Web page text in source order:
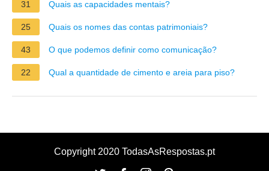
31 Quais as capacidades mentais?
25 Quais os nomes das contas patrimoniais?
43 O que podemos definir como comunicação?
22 Qual a quantidade de cimento e areia para piso?
Copyright 2020 TodasAsRespostas.pt